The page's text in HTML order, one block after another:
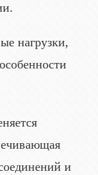
нагрузки,
и